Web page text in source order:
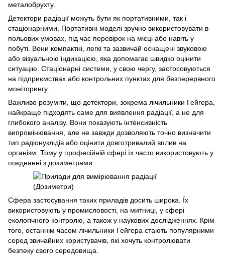
металобрухту.
Детектори радіації можуть бути як портативними, так і
стаціонарними. Портативні моделі зручно використовувати в
польових умовах, під час перевірок на місці або навіть у
побуті. Вони компактні, легкі та зазвичай оснащені звуковою
або візуальною індикацією, яка допомагає швидко оцінити
ситуацію. Стаціонарні системи, у свою чергу, застосовуються
на підприємствах або контрольних пунктах для безперервного
моніторингу.
Важливо розуміти, що детектори, зокрема лічильники Гейгера,
найкраще підходять саме для виявлення радіації, а не для
глибокого аналізу. Вони показують інтенсивність
випромінювання, але не завжди дозволяють точно визначити
тип радіонуклідів або оцінити довготривалий вплив на
організм. Тому у професійній сфері їх часто використовують у
поєднанні з дозиметрами.
Сфера застосування таких приладів досить широка. Їх
використовують у промисловості, на митниці, у сфері
екологічного контролю, а також у наукових дослідженнях. Крім
того, останнім часом лічильники Гейгера стають популярними
серед звичайних користувачів, які хочуть контролювати
безпеку свого середовища.